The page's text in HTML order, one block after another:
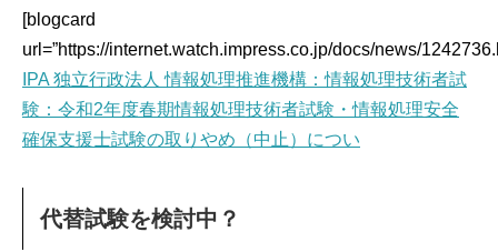
[blogcard
url=”https://internet.watch.impress.co.jp/docs/news/
IPA 独立行政法人 情報処理推進機構：情報処理技術者試
験：令和2年度春期情報処理技術者試験・情報処理安全
確保支援士試験の取りやめ（中止）につい
代替試験を検討中？